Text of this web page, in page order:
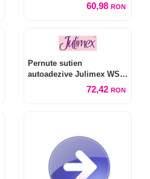
60,98 RON
Pernute sutien
autoadezive Julimex WS-
72,42 RON